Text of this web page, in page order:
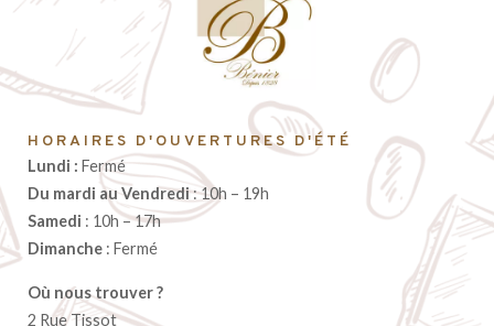
HORAIRES D'OUVERTURES D'ÉTÉ
Lundi : Fermé
Du mardi au Vendredi: 10h – 19h
Samedi : 10h – 17h
Dimanche : Fermé
Où nous trouver ?
2 Rue Tissot